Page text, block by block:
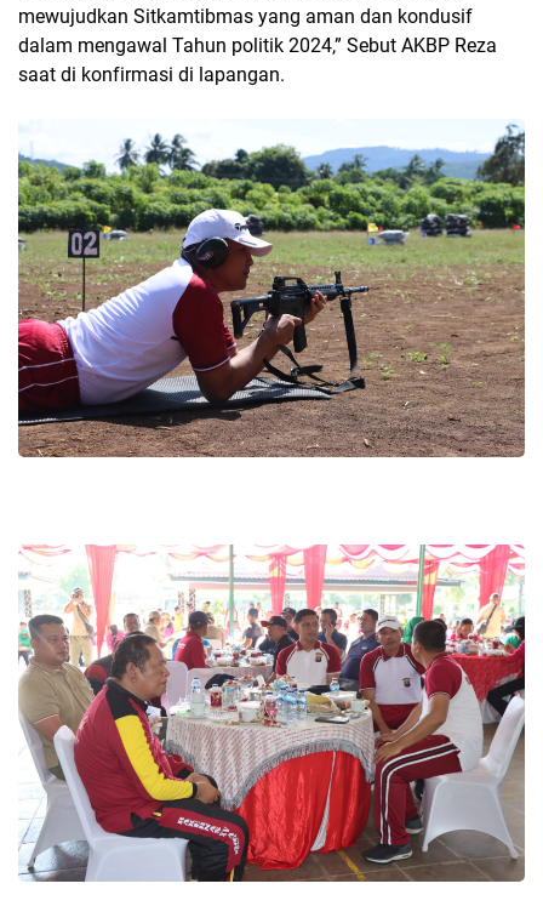
mewujudkan Sitkamtibmas yang aman dan kondusif
dalam mengawal Tahun politik 2024,” Sebut AKBP Reza
saat di konfirmasi di lapangan.